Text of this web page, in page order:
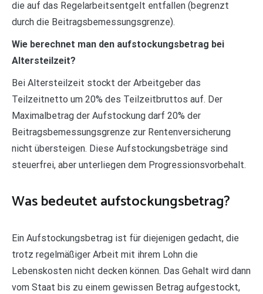
die auf das Regelarbeitsentgelt entfallen (begrenzt
durch die Beitragsbemessungsgrenze).
Wie berechnet man den aufstockungsbetrag bei
Altersteilzeit?
Bei Altersteilzeit stockt der Arbeitgeber das
Teilzeitnetto um 20% des Teilzeitbruttos auf. Der
Maximalbetrag der Aufstockung darf 20% der
Beitragsbemessungsgrenze zur Rentenversicherung
nicht übersteigen. Diese Aufstockungsbeträge sind
steuerfrei, aber unterliegen dem Progressionsvorbehalt.
Was bedeutet aufstockungsbetrag?
Ein Aufstockungsbetrag ist für diejenigen gedacht, die
trotz regelmäßiger Arbeit mit ihrem Lohn die
Lebenskosten nicht decken können. Das Gehalt wird dann
vom Staat bis zu einem gewissen Betrag aufgestockt,